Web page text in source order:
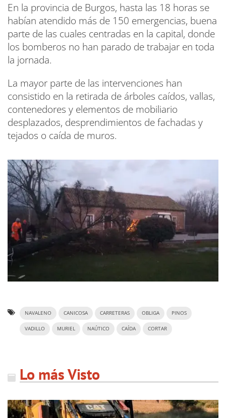
En la provincia de Burgos, hasta las 18 horas se
habían atendido más de 150 emergencias, buena
parte de las cuales centradas en la capital, donde
los bomberos no han parado de trabajar en toda
la jornada.
La mayor parte de las intervenciones han
consistido en la retirada de árboles caídos, vallas,
contenedores y elementos de mobiliario
desplazados, desprendimientos de fachadas y
tejados o caída de muros.
NAVALENO CANICOSA CARRETERAS OBLIGA PINOS
VADILLO MURIEL NAÚTICO CAÍDA CORTAR
Lo más Visto